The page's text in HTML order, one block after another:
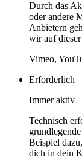
Durch das
oder andere
Anbietern
wir auf
Vimeo,
Erforderlich
Immer aktiv
Technisch
Beispiel
dich in dein